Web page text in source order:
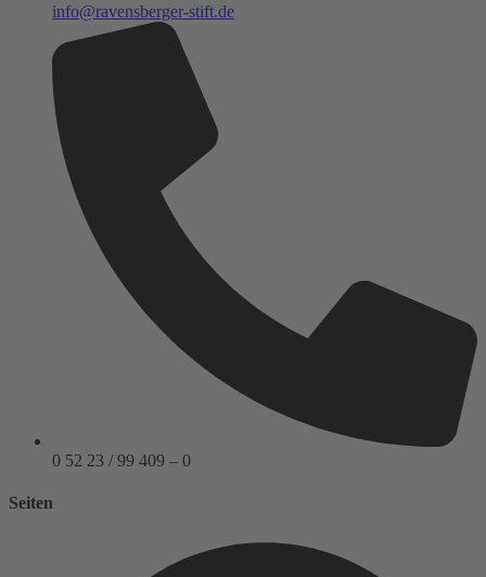
info@ravensberger-stift.de
0 52 23 / 99 409 – 0
Seiten